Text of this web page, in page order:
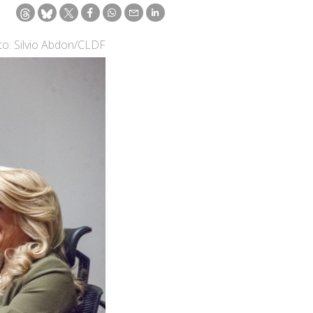
Silvio Abdon/CLDF